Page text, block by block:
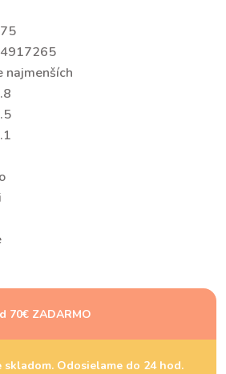
najmenších
70€ ZADARMO
skladom. Odosielame do 24 hod.